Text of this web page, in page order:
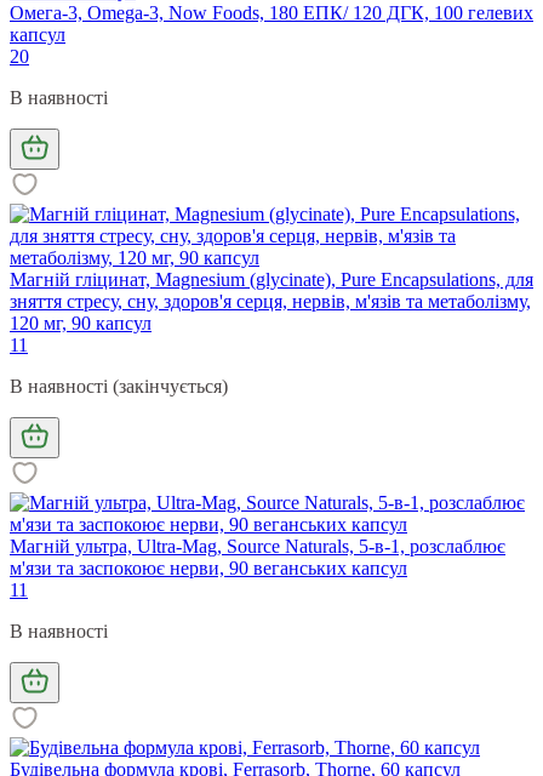
Омега-3, Omega-3, Now Foods, 180 ЕПК/ 120 ДГК, 100 гелевих
капсул
20
В наявності
Магній гліцинат, Magnesium (glycinate), Pure Encapsulations, для
зняття стресу, сну, здоров'я серця, нервів, м'язів та метаболізму,
120 мг, 90 капсул
11
В наявності (закінчується)
Магній ультра, Ultra-Mag, Source Naturals, 5-в-1, розслаблює
м'язи та заспокоює нерви, 90 веганських капсул
11
В наявності
Будівельна формула крові, Ferrasorb, Thorne, 60 капсул